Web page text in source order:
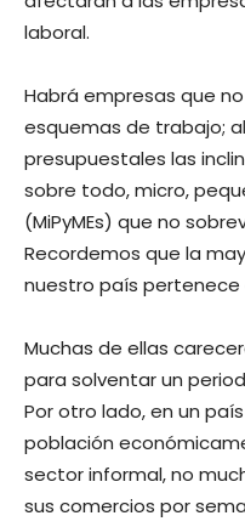
laboral.
Habrá empresas que
esquemas de trabajo;
presupuestales las
sobre todo, micro,
(MiPyMEs) que no
Recordemos que la
nuestro país pertenece
Muchas de ellas
para solventar un
Por otro lado, en un
población
sector informal, no
sus comercios por